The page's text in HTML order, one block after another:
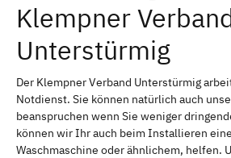
Klempner
Unterstürmig
Der Klempner Verband Unterstürmig
Notdienst. Sie können natürlich auch
beanspruchen wenn Sie weniger
können wir Ihr auch beim Installieren
Waschmaschine oder ähnlichem, helfen.